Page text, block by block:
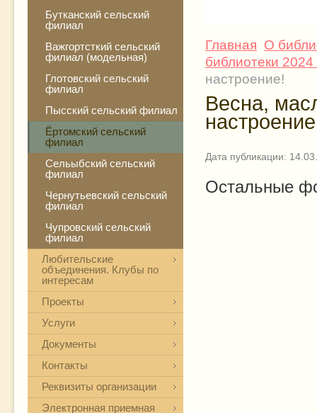
Бутканский сельский
филиал
Важгортсткий сельский
филиал (модельная)
Глотовский сельский
филиал
Пысский сельский филиал
Ёртомский сельский
филиал
Сельыбский сельский
филиал
Чернутьевский сельский
филиал
Чупровский сельский
филиал
Любительские
объединения. Клубы по
интересам
Проекты
Услуги
Документы
Контакты
Реквизиты организации
Электронная приемная
Главная О
библиотеки 2024
настроение!
Весна,
Дата публикации:
Остальные